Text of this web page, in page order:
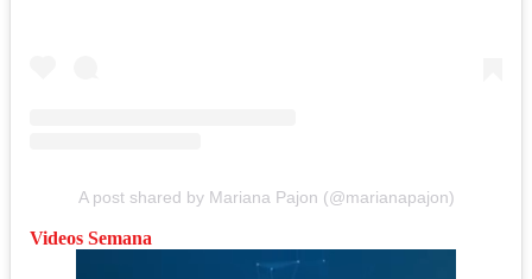
A post shared by Mariana Pajon (@marianapajon)
Videos Semana